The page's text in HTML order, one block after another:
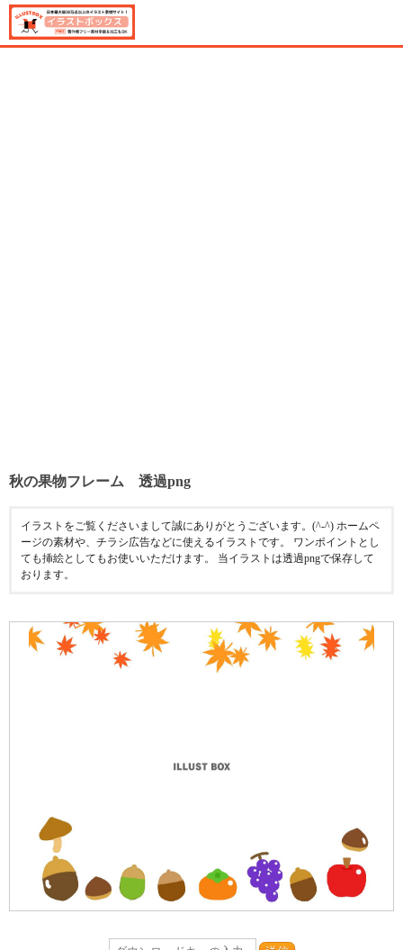
秋の果物フレーム 透過png
イラストをご覧くださいまして誠にありがとうございます。(^-^) ホームペ
ージの素材や、チラシ広告などに使えるイラストです。 ワンポイントとし
ても挿絵としてもお使いいただけます。 当イラストは透過pngで保存して
おります。